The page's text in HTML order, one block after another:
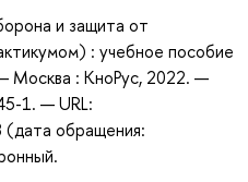
и защита от
: учебное пособие
Москва : КноРус, 2022. —
1. — URL:
обращения: